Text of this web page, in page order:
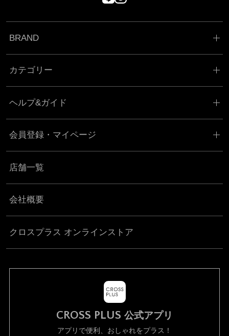
BRAND
カテゴリー
ヘルプ&ガイド
会員登録・マイページ
店舗一覧
会社概要
クロスプラス オンラインストア
CROSS PLUS 公式アプリ
アプリで便利、おしゃれをプラス！